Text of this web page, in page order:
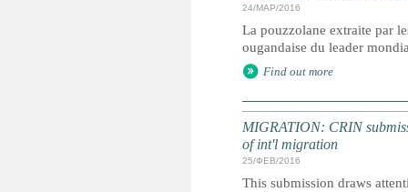
24/МАР/2016
La pouzzolane extraite par
ougandaise du leader
Find out more
MIGRATION: CRIN
of int'l migration
25/ФЕВ/2016
This submission draws